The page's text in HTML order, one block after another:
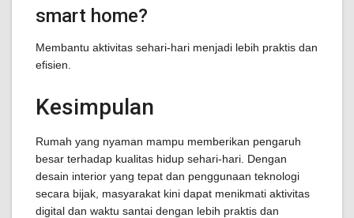
smart home?
Membantu aktivitas sehari-hari menjadi lebih praktis dan
efisien.
Kesimpulan
Rumah yang nyaman mampu memberikan pengaruh
besar terhadap kualitas hidup sehari-hari. Dengan
desain interior yang tepat dan penggunaan teknologi
secara bijak, masyarakat kini dapat menikmati aktivitas
digital dan waktu santai dengan lebih praktis dan